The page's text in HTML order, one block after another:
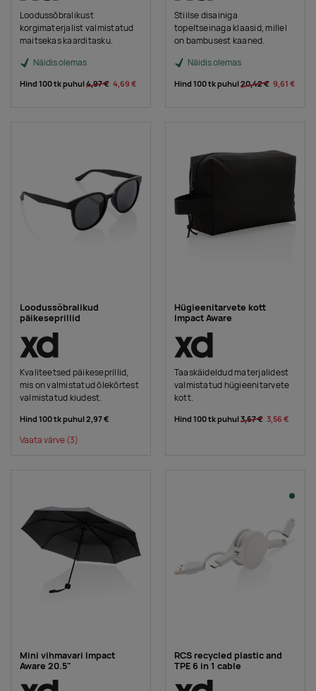
Loodussõbralikust
korgimaterjalist valmistatud
maitsekas kaarditasku.
Näidis olemas
Hind 100 tk puhul4,97 € 4,69 €
Stiilse disainiga
topeltseinaga klaasid, millel
on bambusest kaaned.
Näidis olemas
Hind 100 tk puhul20,42 € 9,61 €
Loodussõbralikud
päikeseprillid
Kvaliteetsed päikeseprillid,
mis on valmistatud õlekõrtest
valmistatud kiudest.
Hind 100 tk puhul2,97 €
Vaata värve(3)
Hügieenitarvete kott
Impact Aware
Taaskäideldud materjalidest
valmistatud hügieenitarvete
kott.
Hind 100 tk puhul3,67 € 3,56 €
Mini vihmavari Impact
Aware 20.5"
RCS recycled plastic and
TPE 6 in 1 cable